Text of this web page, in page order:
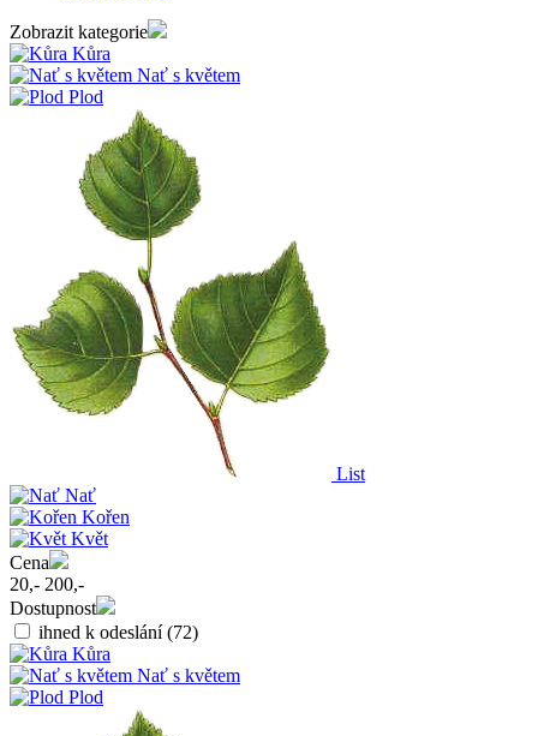
Zobrazit kategorie
Kůra
Nať s květem
Plod
List
Nať
Kořen
Květ
Cena
20,- 200,-
Dostupnost
ihned k odeslání(72)
Kůra
Nať s květem
Plod